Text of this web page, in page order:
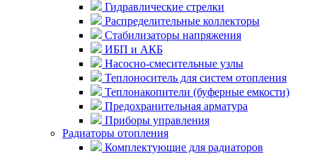
Гидравлические стрелки
Распределительные коллекторы
Стабилизаторы напряжения
ИБП и АКБ
Насосно-смесительные узлы
Теплоноситель для систем отопления
Теплонакопители (буферные емкости)
Предохранительная арматура
Приборы управления
Радиаторы отопления
Комплектующие для радиаторов